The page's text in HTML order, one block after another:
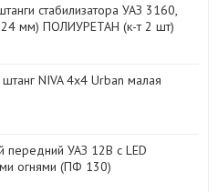
стабилизатора УАЗ 3160,
мм) ПОЛИУРЕТАН (к-т 2 шт)
NIVA 4x4 Urban малая
передний УАЗ 12B c LED
огнями (ПФ 130)